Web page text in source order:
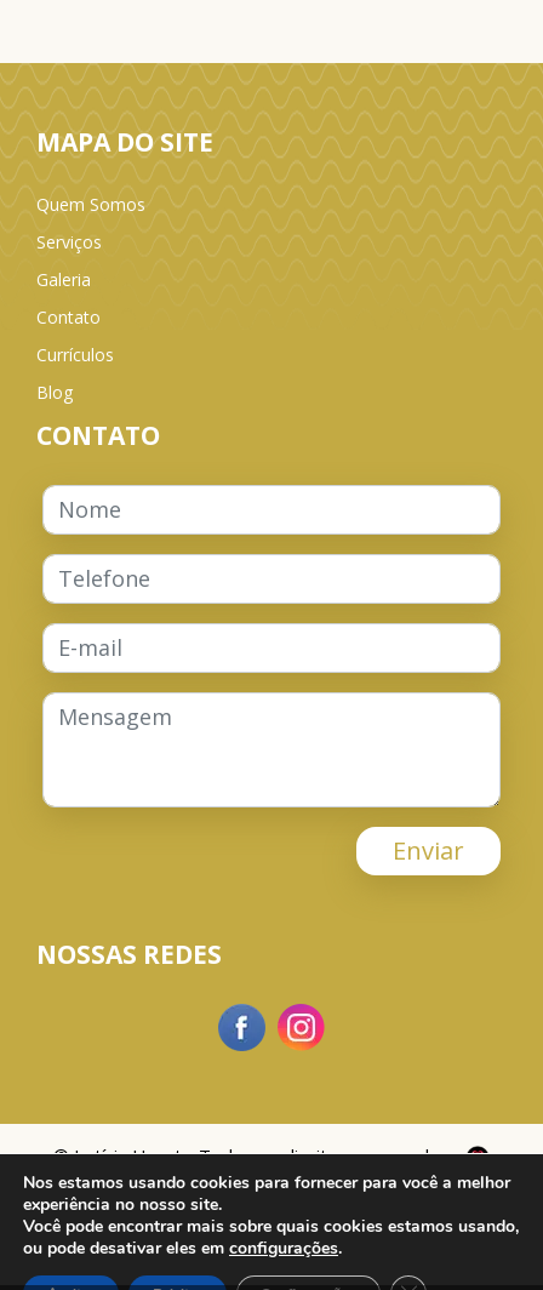
Nos estamos usando cookies para fornecer para você a melhor
experiência no nosso site.
Você pode encontrar mais sobre quais cookies estamos usando,
ou pode desativar eles em configurações.
MAPA DO SITE
Quem Somos
Serviços
Galeria
Contato
Currículos
Blog
CONTATO
Enviar
NOSSAS REDES
© Letícia Horst - Todos os direitos reservados.